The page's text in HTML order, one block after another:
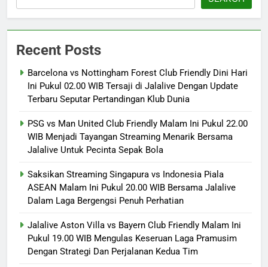
Recent Posts
Barcelona vs Nottingham Forest Club Friendly Dini Hari
Ini Pukul 02.00 WIB Tersaji di Jalalive Dengan Update
Terbaru Seputar Pertandingan Klub Dunia
PSG vs Man United Club Friendly Malam Ini Pukul 22.00
WIB Menjadi Tayangan Streaming Menarik Bersama
Jalalive Untuk Pecinta Sepak Bola
Saksikan Streaming Singapura vs Indonesia Piala
ASEAN Malam Ini Pukul 20.00 WIB Bersama Jalalive
Dalam Laga Bergengsi Penuh Perhatian
Jalalive Aston Villa vs Bayern Club Friendly Malam Ini
Pukul 19.00 WIB Mengulas Keseruan Laga Pramusim
Dengan Strategi Dan Perjalanan Kedua Tim